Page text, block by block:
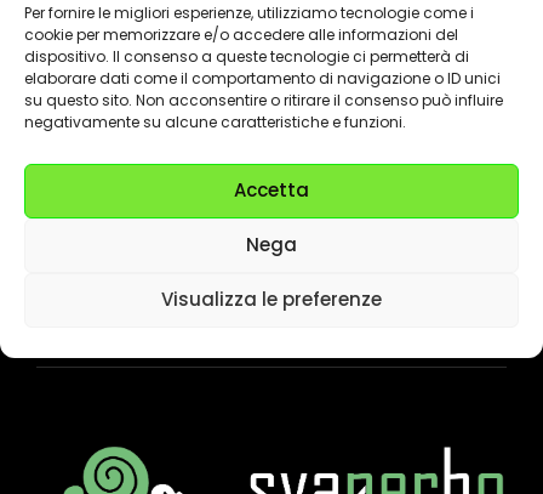
Per fornire le migliori esperienze, utilizziamo tecnologie come i
cookie per memorizzare e/o accedere alle informazioni del
dispositivo. Il consenso a queste tecnologie ci permetterà di
elaborare dati come il comportamento di navigazione o ID unici
su questo sito. Non acconsentire o ritirare il consenso può influire
negativamente su alcune caratteristiche e funzioni.
Accetta
Nega
Visualizza le preferenze
Ancora qualche dubbio? Allora
chiamaci ora!
02.9308925